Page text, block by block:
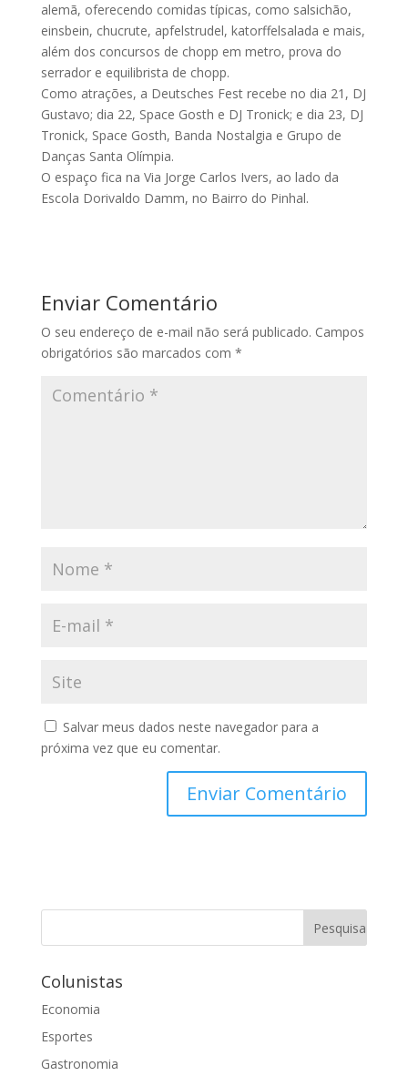
alemã, oferecendo comidas típicas, como salsichão,
einsbein, chucrute, apfelstrudel, katorffelsalada e mais,
além dos concursos de chopp em metro, prova do
serrador e equilibrista de chopp.
Como atrações, a Deutsches Fest recebe no dia 21, DJ
Gustavo; dia 22, Space Gosth e DJ Tronick; e dia 23, DJ
Tronick, Space Gosth, Banda Nostalgia e Grupo de
Danças Santa Olímpia.
O espaço fica na Via Jorge Carlos Ivers, ao lado da
Escola Dorivaldo Damm, no Bairro do Pinhal.
Enviar Comentário
O seu endereço de e-mail não será publicado. Campos
obrigatórios são marcados com *
Salvar meus dados neste navegador para a
próxima vez que eu comentar.
Colunistas
Economia
Esportes
Gastronomia